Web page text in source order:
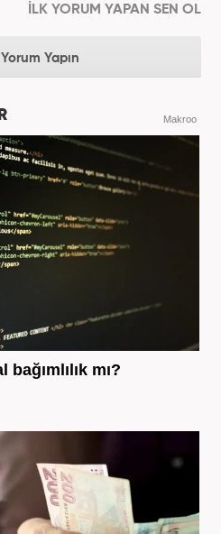
İLK YORUM YAPAN SEN OL
Yorum Yapın
Makroo
mı?